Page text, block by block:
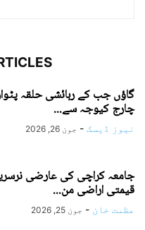
گاؤں جب کے رہائشی حلقہ
چارج کیوجہ سے...
نیوز ڈیسک - جون 26, 2026
جامعہ کراچی کی عارضی
قیمتی اراضی من...
عظمت خان - جون 25, 2026